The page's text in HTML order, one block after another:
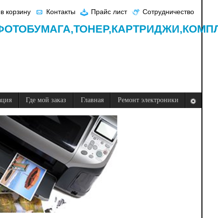
корзину Контакты Прайс лист Сотрудничество
ТОНЕР,КАРТРИДЖИ,
Где мой заказ Главная Ремонт электроники